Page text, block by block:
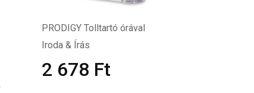
PRODIGY Tolltartó órával
Iroda & Írás
2 678 Ft